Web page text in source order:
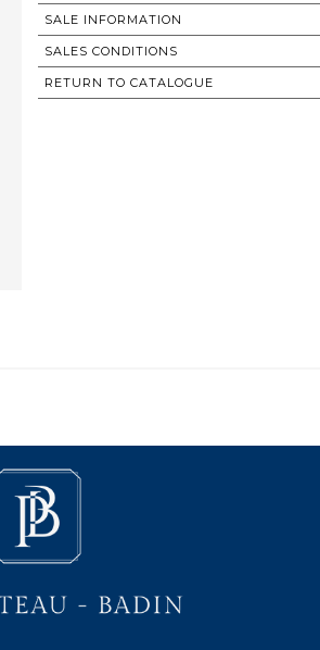
SALE INFORMATION
SALES CONDITIONS
RETURN TO CATALOGUE